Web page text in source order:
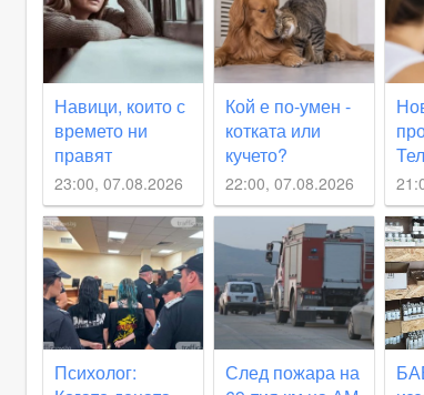
Навици, които с
времето ни
правят
нещастни
23:00, 07.08.2026
Кой е по-умен -
котката или
кучето?
Отговорът се
оказа по-
сложен,
отколкото
изглежда
22:00, 07.08.2026
Психолог:
След пожара на